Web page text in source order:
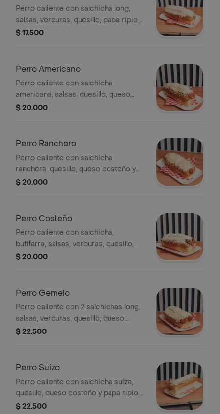
Perro caliente con salchicha long,
salsas, verduras, quesillo, papa ripio,
jamon y queso costeño
$ 17.500
Perro Americano
Perro caliente con salchicha
americana, salsas, quesillo, queso
costeño y papa ripio.
$ 20.000
Perro Ranchero
Perro caliente con salchicha
ranchera, quesillo, queso costeño y
papa ripio.
$ 20.000
Perro Costeño
Perro caliente con salchicha,
butifarra, salsas, verduras, quesillo,
queso costeño y papa ripio.
$ 20.000
Perro Gemelo
Perro caliente con 2 salchichas long,
salsas, verduras, quesillo, queso
costeño, papa ripio
$ 22.500
Perro Suizo
Perro caliente con salchicha suiza,
quesillo, queso costeño y papa ripio.
Incluye salsas y verduras.
$ 22.500